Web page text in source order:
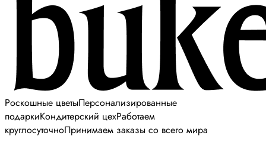
Роскошные цветыПерсонализированные
подаркиКондитерский цехРаботаем
круглосуточноПринимаем заказы со всего мира